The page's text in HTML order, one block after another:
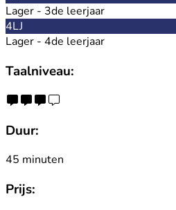
Lager - 3de leerjaar
4LJ
Lager - 4de leerjaar
Taalniveau:
Duur:
45 minuten
Prijs: